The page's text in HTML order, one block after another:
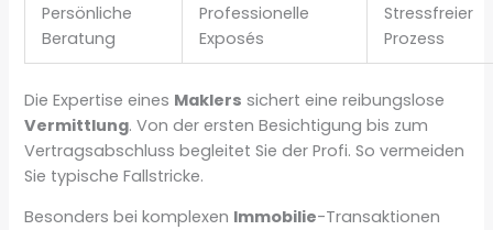
Persönliche
Beratung
Professionelle
Exposés
Stressfreier
Prozess
Die Expertise eines Maklers sichert eine reibungslose
Vermittlung. Von der ersten Besichtigung bis zum
Vertragsabschluss begleitet Sie der Profi. So vermeiden
Sie typische Fallstricke.
Besonders bei komplexen Immobilie-Transaktionen